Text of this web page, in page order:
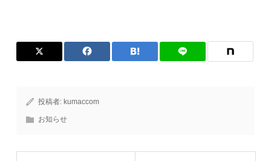
投稿者: kumaccom
お知らせ